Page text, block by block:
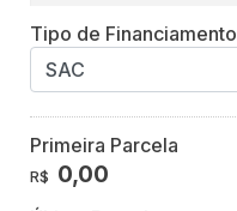
Tipo de Financiamento
SAC
Primeira Parcela
R$ 0,00